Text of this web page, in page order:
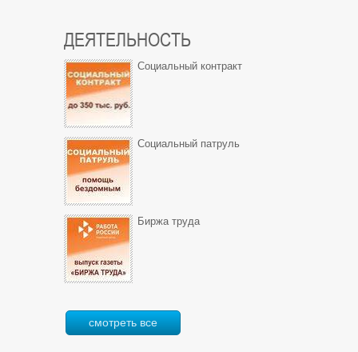
ДЕЯТЕЛЬНОСТЬ
Социальный контракт
Социальный патруль
Биржа труда
смотреть все